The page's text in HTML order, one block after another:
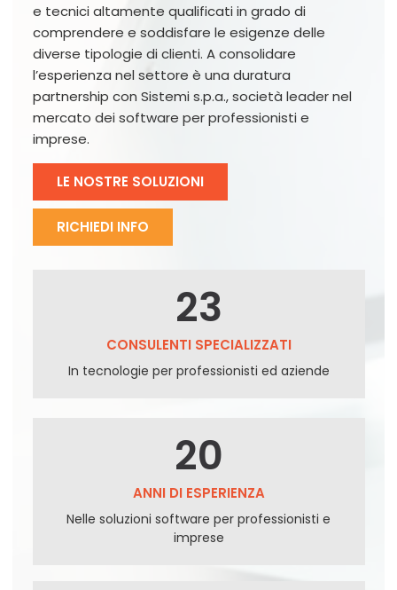
e tecnici altamente qualificati in grado di
comprendere e soddisfare le esigenze delle
diverse tipologie di clienti. A consolidare
l’esperienza nel settore è una duratura
partnership con Sistemi s.p.a., società leader nel
mercato dei software per professionisti e
imprese.
LE NOSTRE SOLUZIONI
RICHIEDI INFO
23
CONSULENTI SPECIALIZZATI
In tecnologie per professionisti ed aziende
20
ANNI DI ESPERIENZA
Nelle soluzioni software per professionisti e
imprese